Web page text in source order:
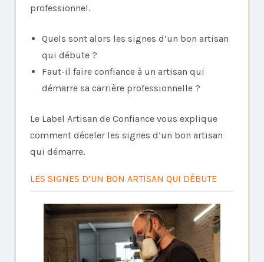
professionnel.
Quels sont alors les signes d’un bon artisan
qui débute ?
Faut-il faire confiance à un artisan qui
démarre sa carrière professionnelle ?
Le Label Artisan de Confiance vous explique
comment déceler les signes d’un bon artisan
qui démarre.
LES SIGNES D’UN BON ARTISAN QUI DÉBUTE